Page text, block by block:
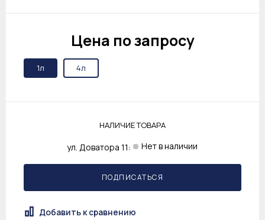
Цена по запросу
1л 4л
НАЛИЧИЕ ТОВАРА
ул. Доватора 11: Нет в наличии
ПОДПИСАТЬСЯ
Добавить к сравнению